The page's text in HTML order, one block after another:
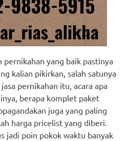
pernikahan yang baik pastinya
kalian pikirkan, salah satunya
pernikahan itu, acara apa
berapa komplet paket
juga yang paling
harga pricelist yang diberi.
jadi poin pokok waktu banyak